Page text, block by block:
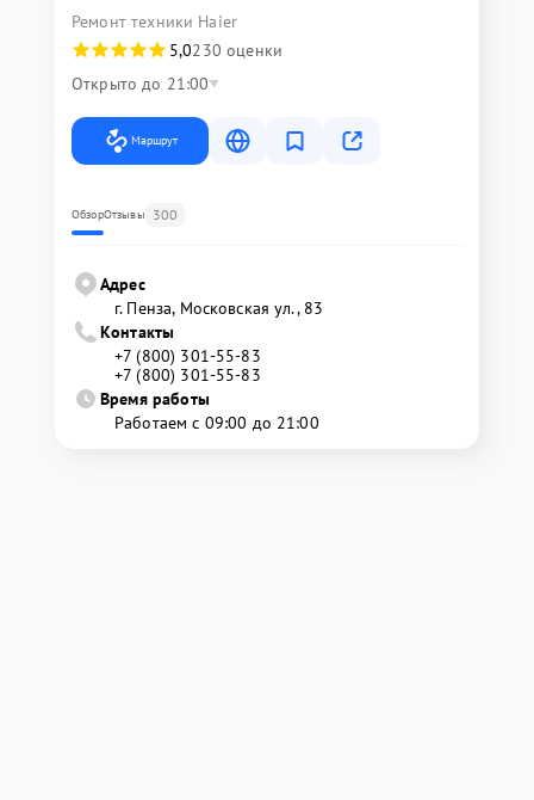
Ремонт техники Haier
5,0230 оценки
Открыто до 21:00
Маршрут
ОбзорОтзывы 300
Адрес
г. Пенза, Московская ул., 83
Контакты
+7 (800) 301-55-83
+7 (800) 301-55-83
Время работы
Работаем с 09:00 до 21:00